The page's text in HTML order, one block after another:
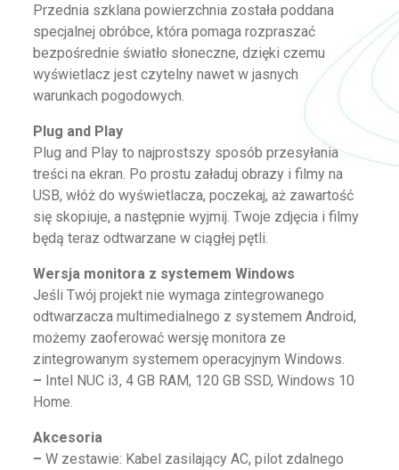
Przednia szklana powierzchnia została poddana
specjalnej obróbce, która pomaga rozpraszać
bezpośrednie światło słoneczne, dzięki czemu
wyświetlacz jest czytelny nawet w jasnych
warunkach pogodowych.
Plug and Play
Plug and Play to najprostszy sposób przesyłania
treści na ekran. Po prostu załaduj obrazy i filmy na
USB, włóż do wyświetlacza, poczekaj, aż zawartość
się skopiuje, a następnie wyjmij. Twoje zdjęcia i filmy
będą teraz odtwarzane w ciągłej pętli.
Wersja monitora z systemem Windows
Jeśli Twój projekt nie wymaga zintegrowanego
odtwarzacza multimedialnego z systemem Android,
możemy zaoferować wersję monitora ze
zintegrowanym systemem operacyjnym Windows.
– Intel NUC i3, 4 GB RAM, 120 GB SSD, Windows 10
Home.
Akcesoria
– W zestawie: Kabel zasilający AC, pilot zdalnego